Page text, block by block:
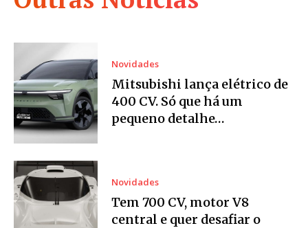
Novidades
Mitsubishi lança elétrico de
400 CV. Só que há um
pequeno detalhe…
Novidades
Tem 700 CV, motor V8
central e quer desafiar o